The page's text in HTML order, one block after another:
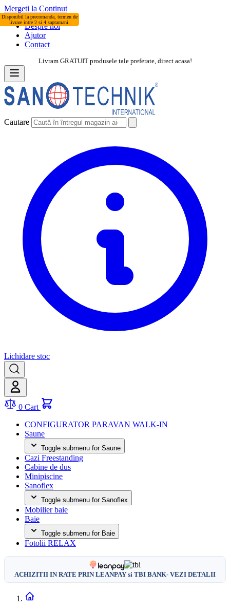
Mergeti la Continut
Despre noi
Ajutor
Contact
Livram GRATUIT produsele tale preferate, direct acasa!
Cautare
Lichidare stoc
0 Cart
CONFIGURATOR PARAVAN WALK-IN
Saune
Toggle submenu for Saune
Cazi Freestanding
Cabine de dus
Minipiscine
Sanoflex
Toggle submenu for Sanoflex
Mobilier baie
Baie
Toggle submenu for Baie
Fotolii RELAX
ACHIZITII IN RATE PRIN LEANPAY si TBI BANK- VEZI DETALII
In stoc furnizor
Disponibil la precomanda, termen de
livrare intre 2 si 4 saptamani.